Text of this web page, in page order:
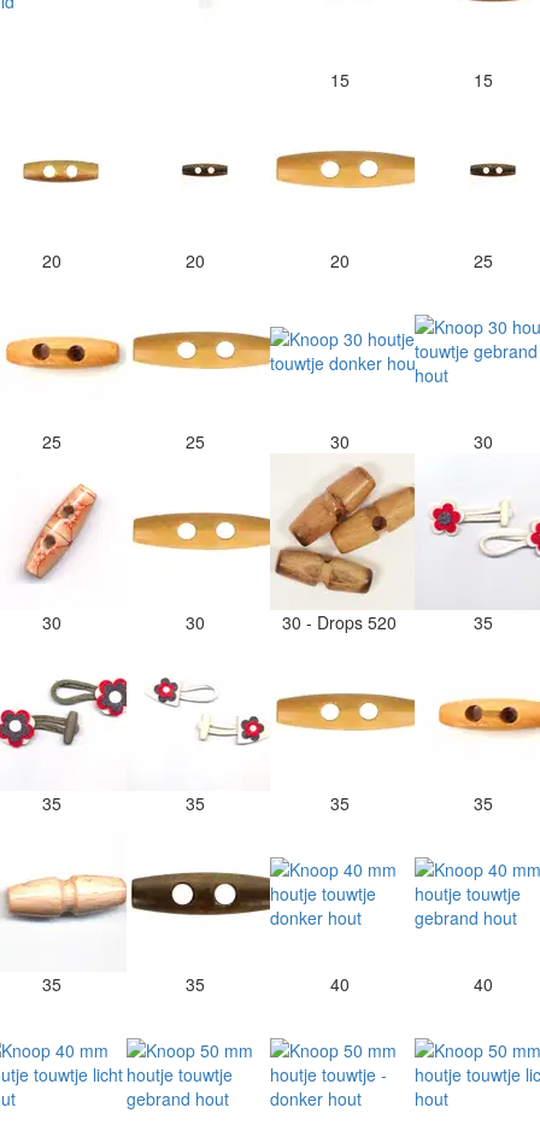
15 15
20 20 20 25
25 25 30 30
30 30 30 - Drops 520 35
35 35 35 35
35 35 40 40